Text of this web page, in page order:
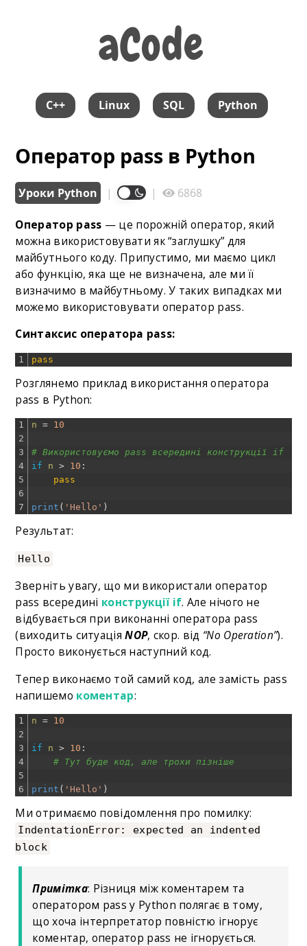
aCode
aCode
C++ Linux SQL Python
Оператор pass в Python
Уроки Python | | 6868
Оператор pass — це порожній оператор, який
можна використовувати як “заглушку” для
майбутнього коду. Припустимо, ми маємо цикл
або функцію, яка ще не визначена, але ми її
визначимо в майбутньому. У таких випадках ми
можемо використовувати оператор pass.
Синтаксис оператора pass:
1 pass
Розглянемо приклад використання оператора
pass в Python:
1
2
3
4
5
6
7
n = 10
# Використовуємо pass всередині конструкції if
if
n > 10 :
pass
print ( 'Hello' )
Результат:
Hello
Зверніть увагу, що ми використали оператор
pass всередині конструкції if. Але нічого не
відбувається при виконанні оператора pass
(виходить ситуаціяNOP, скор. від “No Operation”).
Просто виконується наступний код.
Тепер виконаємо той самий код, але замість pass
напишемо коментар:
1
2
3
4
5
6
n = 10
if n > 10 :
# Тут буде код, але трохи пізніше
print ( 'Hello' )
Ми отримаємо повідомлення про помилку:
IndentationError: expected an indented
block
Примітка: Різниця між коментарем та
оператором pass у Python полягає в тому,
що хоча інтерпретатор повністю ігнорує
коментар, оператор pass не ігнорується.